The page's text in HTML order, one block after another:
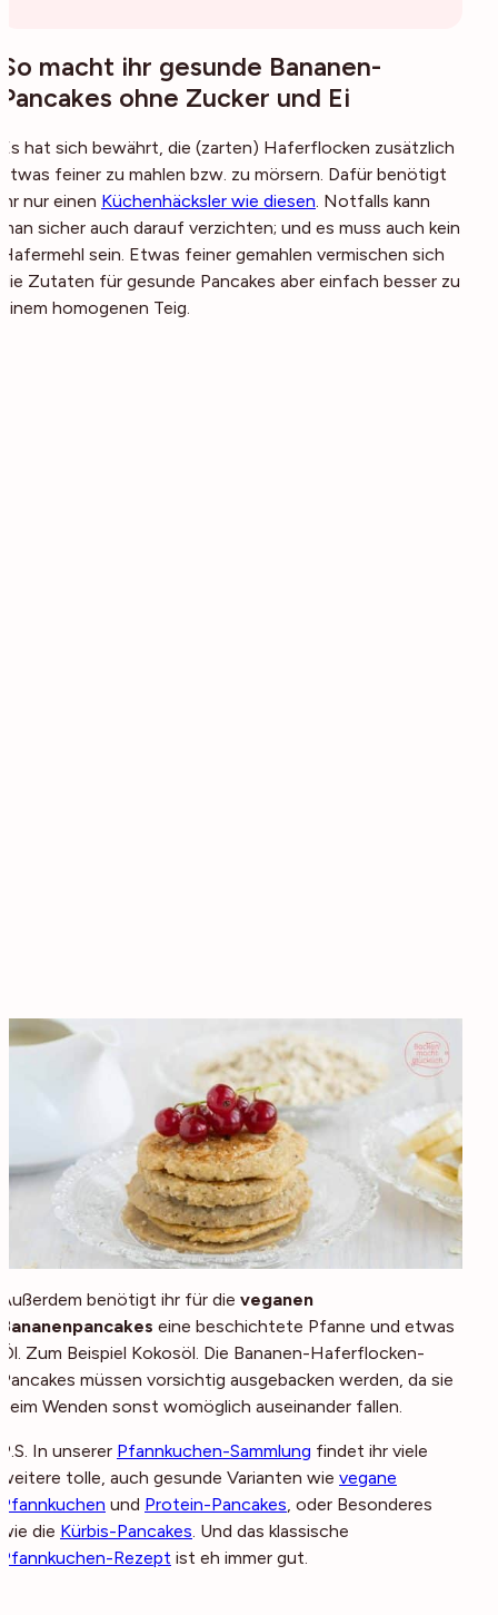
So macht ihr gesunde Bananen-
Pancakes ohne Zucker und Ei
Es hat sich bewährt, die (zarten) Haferflocken zusätzlich
etwas feiner zu mahlen bzw. zu mörsern. Dafür benötigt
ihr nur einen Küchenhäcksler wie diesen. Notfalls kann
man sicher auch darauf verzichten; und es muss auch kein
Hafermehl sein. Etwas feiner gemahlen vermischen sich
die Zutaten für gesunde Pancakes aber einfach besser zu
einem homogenen Teig.
Außerdem benötigt ihr für die veganen
Bananenpancakes eine beschichtete Pfanne und etwas
Öl. Zum Beispiel Kokosöl. Die Bananen-Haferflocken-
Pancakes müssen vorsichtig ausgebacken werden, da sie
beim Wenden sonst womöglich auseinander fallen.
P.S. In unserer Pfannkuchen-Sammlung findet ihr viele
weitere tolle, auch gesunde Varianten wie vegane
Pfannkuchen und Protein-Pancakes, oder Besonderes
wie die Kürbis-Pancakes. Und das klassische
Pfannkuchen-Rezept ist eh immer gut.